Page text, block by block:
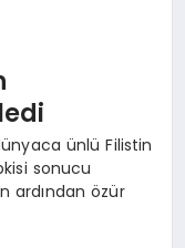
ünlü Filistin
sonucu
ardından özür